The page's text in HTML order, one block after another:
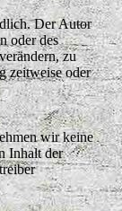
Der Autor
oder des
zu
zeitweise oder
wir keine
Inhalt der